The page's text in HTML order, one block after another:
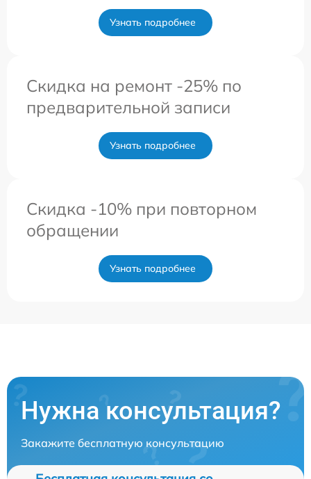
Узнать подробнее
Скидка на ремонт -25% по
предварительной записи
Узнать подробнее
Скидка -10% при повторном
обращении
Узнать подробнее
Нужна консультация?
Закажите бесплатную консультацию